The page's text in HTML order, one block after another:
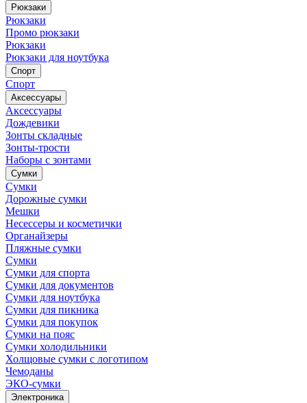
Рюкзаки
Рюкзаки
Промо рюкзаки
Рюкзаки
Рюкзаки для ноутбука
Спорт
Спорт
Аксессуары
Аксессуары
Дождевики
Зонты складные
Зонты-трости
Наборы с зонтами
Сумки
Сумки
Дорожные сумки
Мешки
Несессеры и косметички
Органайзеры
Пляжные сумки
Сумки
Сумки для спорта
Сумки для документов
Сумки для ноутбука
Сумки для пикника
Сумки для покупок
Сумки на пояс
Сумки холодильники
Холщовые сумки с логотипом
Чемоданы
ЭКО-сумки
Электроника